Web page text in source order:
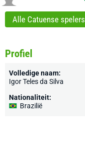
Alle Catuense spelers
Profiel
Volledige naam:
Igor Teles da Silva
Nationaliteit:
Brazilië